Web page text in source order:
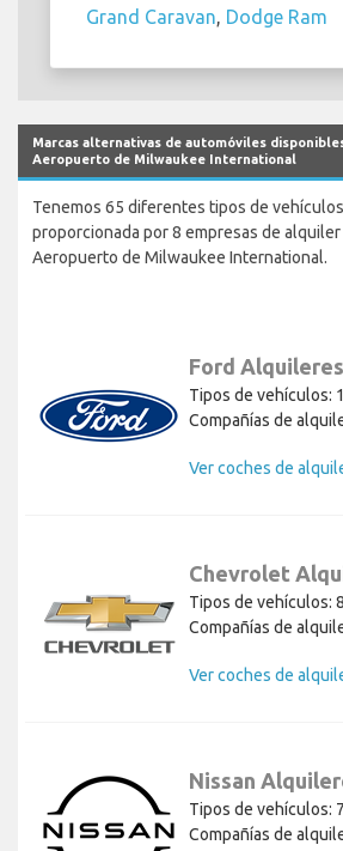
Grand Caravan Dodge Ram
Marcas alternativas de automóviles
Aeropuerto de Milwaukee International
Tenemos 65 diferentes tipos de
proporcionada por 8 empresas de
Aeropuerto de Milwaukee International.
Ford Alquileres
Tipos de vehículos:
Compañías de
Ver coches de
Chevrolet
Tipos de vehículos: 8
Compañías de
Ver coches de
Nissan
Tipos de vehículos: 7
Compañías de